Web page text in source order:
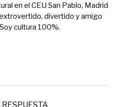
en el CEU San Pablo, Madrid
divertido y amigo
cultura 100%.